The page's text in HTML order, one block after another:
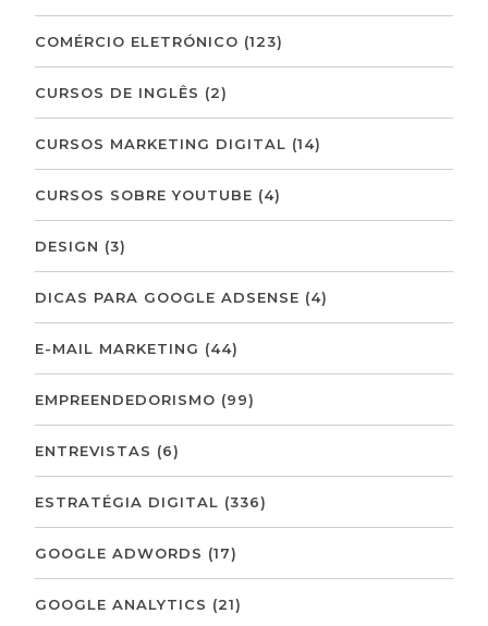
COMÉRCIO ELETRÓNICO (123)
CURSOS DE INGLÊS (2)
CURSOS MARKETING DIGITAL (14)
CURSOS SOBRE YOUTUBE (4)
DESIGN (3)
DICAS PARA GOOGLE ADSENSE (4)
E-MAIL MARKETING (44)
EMPREENDEDORISMO (99)
ENTREVISTAS (6)
ESTRATÉGIA DIGITAL (336)
GOOGLE ADWORDS (17)
GOOGLE ANALYTICS (21)